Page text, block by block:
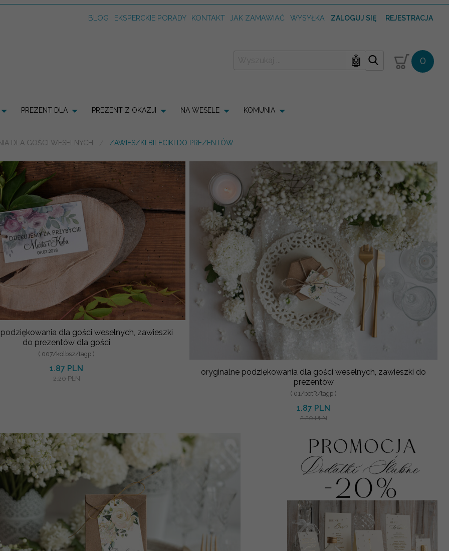
BLOG EKSPERCKIE PORADY KONTAKT JAK ZAMAWIAĆ WYSYŁKA ZALOGUJ SIĘ REJESTRACJA
🤖 0
PREZENT DLA PREZENT Z OKAZJI NA WESELE KOMUNIA
DLA GOŚCI WESELNYCH ZAWIESZKI BILECIKI DO PREZENTÓW
dla gości weselnych, zawieszki
do prezentów dla gości
( 007/kolbsz/tagp )
1.87 PLN
2.20 PLN
oryginalne podziękowania dla gości weselnych, zawieszki do
prezentów
( 01/botR/tagp )
1.87 PLN
2.20 PLN